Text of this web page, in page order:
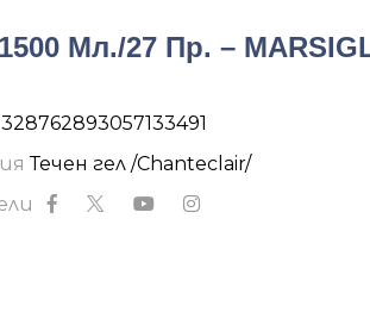
Мл./27 Пр. –
328762893057133491
Течен гел /Chanteclair/